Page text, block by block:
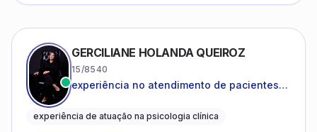
GERCILIANE HOLANDA QUEIROZ
15/8540
experiência no atendimento de pacientes
catastróficos e comportamentos
experiência de atuação na psicologia clínica